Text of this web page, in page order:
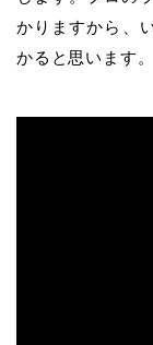
かりますから、
かると思います。